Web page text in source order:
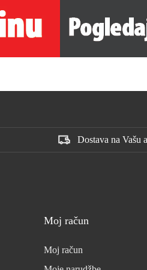
Dostava na Vašu
Moj račun
Moj račun